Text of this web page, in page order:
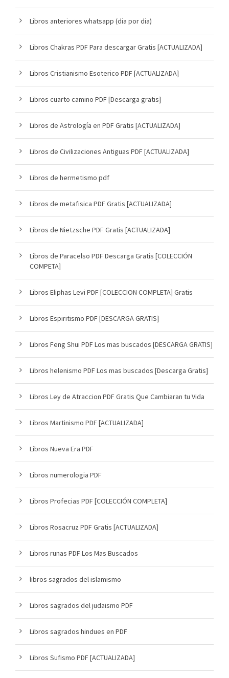
Libros anteriores whatsapp (dia por dia)
Libros Chakras PDF Para descargar Gratis [ACTUALIZADA]
Libros Cristianismo Esoterico PDF [ACTUALIZADA]
Libros cuarto camino PDF [Descarga gratis]
Libros de Astrología en PDF Gratis [ACTUALIZADA]
Libros de Civilizaciones Antiguas PDF [ACTUALIZADA]
Libros de hermetismo pdf
Libros de metafisica PDF Gratis [ACTUALIZADA]
Libros de Nietzsche PDF Gratis [ACTUALIZADA]
Libros de Paracelso PDF Descarga Gratis [COLECCIÓN
COMPETA]
Libros Eliphas Levi PDF [COLECCION COMPLETA] Gratis
Libros Espiritismo PDF [DESCARGA GRATIS]
Libros Feng Shui PDF Los mas buscados [DESCARGA GRATIS]
Libros helenismo PDF Los mas buscados [Descarga Gratis]
Libros Ley de Atraccion PDF Gratis Que Cambiaran tu Vida
Libros Martinismo PDF [ACTUALIZADA]
Libros Nueva Era PDF
Libros numerologia PDF
Libros Profecias PDF [COLECCIÓN COMPLETA]
Libros Rosacruz PDF Gratis [ACTUALIZADA]
Libros runas PDF Los Mas Buscados
libros sagrados del islamismo
Libros sagrados del judaismo PDF
Libros sagrados hindues en PDF
Libros Sufismo PDF [ACTUALIZADA]